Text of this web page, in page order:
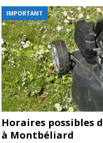
IMPORTANT
Horaires possibles
à Montbéliard